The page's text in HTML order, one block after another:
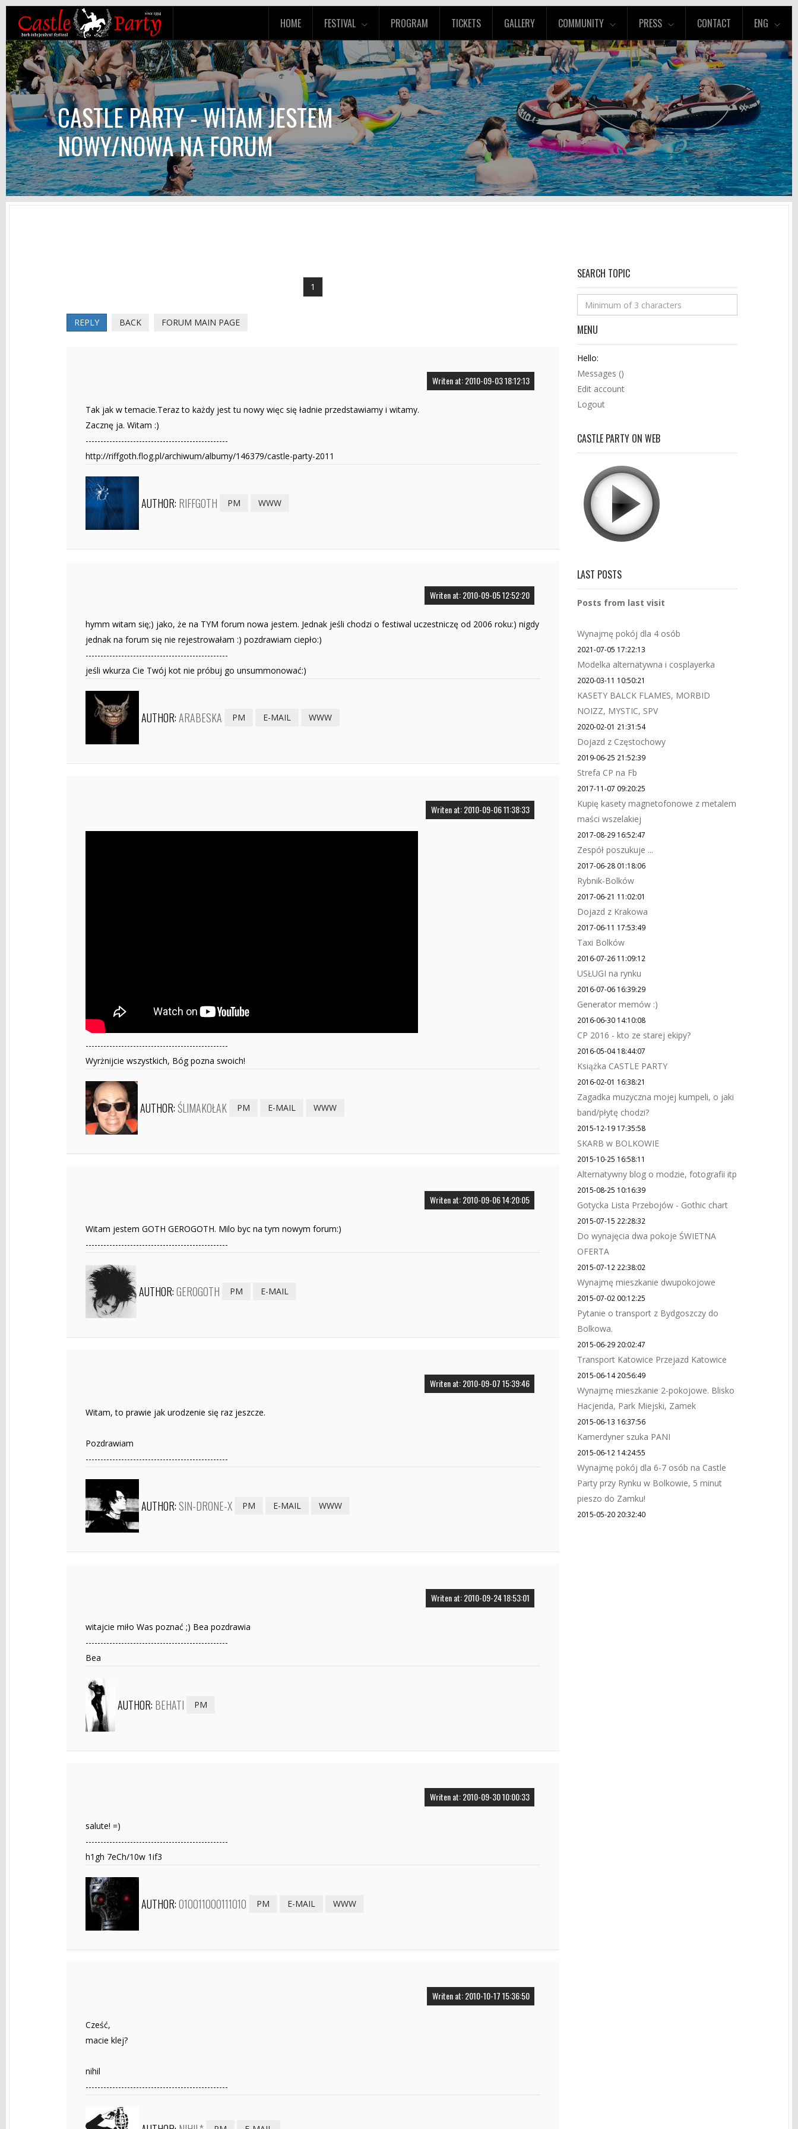
HOME FESTIVAL PROGRAM TICKETS GALLERY COMMUNITY PRESS CONTACT ENG
CASTLE PARTY - WITAM JESTEM
NOWY/NOWA NA FORUM
1
REPLY BACK FORUM MAIN PAGE
Writen at: 2010-09-03 18:12:13
Tak jak w temacie.Teraz to każdy jest tu nowy więc się ładnie przedstawiamy i witamy.
Zacznę ja. Witam :)
------------------------------------------------
http://riffgoth.flog.pl/archiwum/albumy/146379/castle-party-2011
AUTHOR: RIFFGOTH PM WWW
Writen at: 2010-09-05 12:52:20
hymm witam się;) jako, że na TYM forum nowa jestem. Jednak jeśli chodzi o festiwal uczestniczę od 2006 roku:) nigdy
jednak na forum się nie rejestrowałam :) pozdrawiam ciepło:)
------------------------------------------------
jeśli wkurza Cie Twój kot nie próbuj go unsummonować:)
AUTHOR:ARABESKA PM E-MAIL WWW
Writen at: 2010-09-06 11:38:33
------------------------------------------------
Wyrżnijcie wszystkich, Bóg pozna swoich!
AUTHOR:ŚLIMAKOŁAK PM E-MAIL WWW
Writen at: 2010-09-06 14:20:05
Witam jestem GOTH GEROGOTH. Milo byc na tym nowym forum:)
------------------------------------------------
AUTHOR:GEROGOTH PM E-MAIL
Writen at: 2010-09-07 15:39:46
Witam, to prawie jak urodzenie się raz jeszcze.
Pozdrawiam
------------------------------------------------
AUTHOR:SIN-DRONE-X PM E-MAIL WWW
Writen at: 2010-09-24 18:53:01
witajcie miło Was poznać ;) Bea pozdrawia
------------------------------------------------
Bea
AUTHOR: BEHATI PM
Writen at: 2010-09-30 10:00:33
salute! =)
------------------------------------------------
h1gh 7eCh/10w 1if3
AUTHOR:010011000111010 PM E-MAIL WWW
Writen at: 2010-10-17 15:36:50
Cześć,
macie klej?
nihil
------------------------------------------------
SEARCH TOPIC
MENU
Hello:
Messages ()
Edit account
Logout
CASTLE PARTY ON WEB
LAST POSTS
Posts from last visit
Wynajmę pokój dla 4 osób
2021-07-05 17:22:13
Modelka alternatywna i cosplayerka
2020-03-11 10:50:21
KASETY BALCK FLAMES, MORBID
NOIZZ, MYSTIC, SPV
2020-02-01 21:31:54
Dojazd z Częstochowy
2019-06-25 21:52:39
Strefa CP na Fb
2017-11-07 09:20:25
Kupię kasety magnetofonowe z metalem
maści wszelakiej
2017-08-29 16:52:47
Zespół poszukuje ...
2017-06-28 01:18:06
Rybnik-Bolków
2017-06-21 11:02:01
Dojazd z Krakowa
2017-06-11 17:53:49
Taxi Bolków
2016-07-26 11:09:12
USŁUGI na rynku
2016-07-06 16:39:29
Generator memów :)
2016-06-30 14:10:08
CP 2016 - kto ze starej ekipy?
2016-05-04 18:44:07
Książka CASTLE PARTY
2016-02-01 16:38:21
Zagadka muzyczna mojej kumpeli, o jaki
band/płytę chodzi?
2015-12-19 17:35:58
SKARB w BOLKOWIE
2015-10-25 16:58:11
Alternatywny blog o modzie, fotografii itp
2015-08-25 10:16:39
Gotycka Lista Przebojów - Gothic chart
2015-07-15 22:28:32
Do wynajęcia dwa pokoje ŚWIETNA
OFERTA
2015-07-12 22:38:02
Wynajmę mieszkanie dwupokojowe
2015-07-02 00:12:25
Pytanie o transport z Bydgoszczy do
Bolkowa.
2015-06-29 20:02:47
Transport Katowice Przejazd Katowice
2015-06-14 20:56:49
Wynajmę mieszkanie 2-pokojowe. Blisko
Hacjenda, Park Miejski, Zamek
2015-06-13 16:37:56
Kamerdyner szuka PANI
2015-06-12 14:24:55
Wynajmę pokój dla 6-7 osób na Castle
Party przy Rynku w Bolkowie, 5 minut
pieszo do Zamku!
2015-05-20 20:32:40